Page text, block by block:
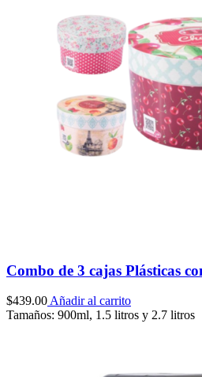
Combo de 3 cajas Plásticas
$439.00 Añadir al carrito
Tamaños: 900ml, 1.5 litros y 2.7 litros